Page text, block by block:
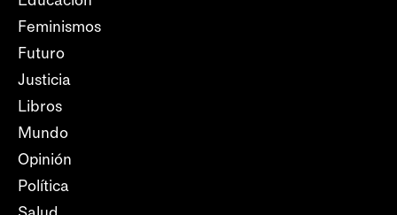
Feminismos
Futuro
Justicia
Libros
Mundo
Opinión
Política